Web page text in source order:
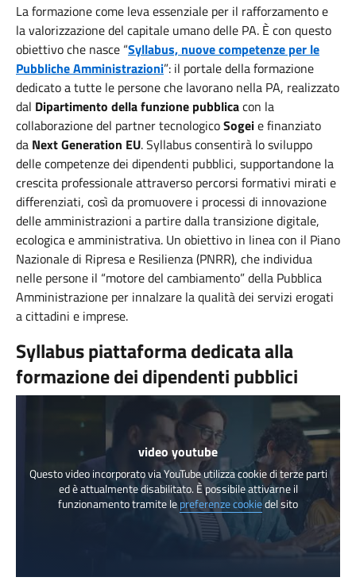
La formazione come leva essenziale per il rafforzamento e
la valorizzazione del capitale umano delle PA. È con questo
obiettivo che nasce “Syllabus, nuove competenze per le
Pubbliche Amministrazioni”: il portale della formazione
dedicato a tutte le persone che lavorano nella PA, realizzato
dal Dipartimento della funzione pubblicacon la
collaborazione del partner tecnologicoSogeie finanziato
da Next Generation EU. Syllabus consentirà lo sviluppo
delle competenze dei dipendenti pubblici, supportandone la
crescita professionale attraverso percorsi formativi mirati e
differenziati, così da promuovere i processi di innovazione
delle amministrazioni a partire dalla transizione digitale,
ecologica e amministrativa. Un obiettivo in linea con il Piano
Nazionale di Ripresa e Resilienza (PNRR), che individua
nelle persone il “motore del cambiamento” della Pubblica
Amministrazione per innalzare la qualità dei servizi erogati
a cittadini e imprese.
Syllabus piattaforma dedicata alla
formazione dei dipendenti pubblici
video youtube
Questo video incorporato via YouTube utilizza cookie di terze parti
ed è attualmente disabilitato. È possibile attivarne il
funzionamento tramite lepreferenze cookiedel sito